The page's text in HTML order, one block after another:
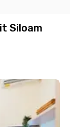
Siloam